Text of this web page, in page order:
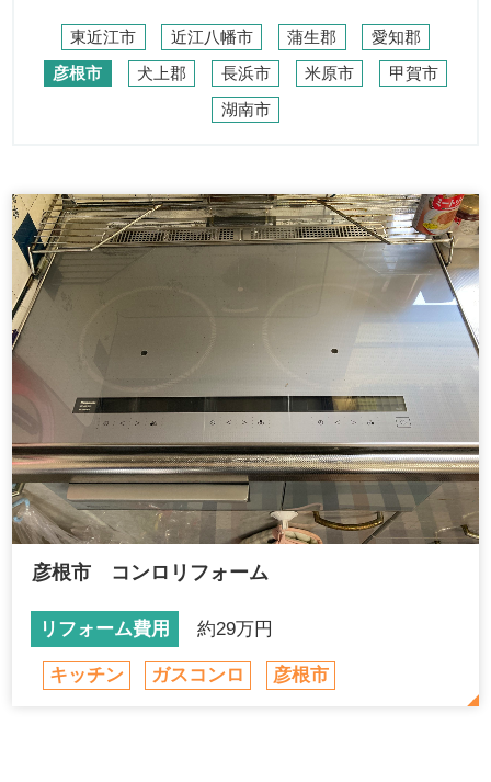
東近江市 近江八幡市 蒲生郡 愛知郡
彦根市 犬上郡 長浜市 米原市 甲賀市
湖南市
彦根市 コンロリフォーム
リフォーム費用 約29万円
キッチン ガスコンロ 彦根市